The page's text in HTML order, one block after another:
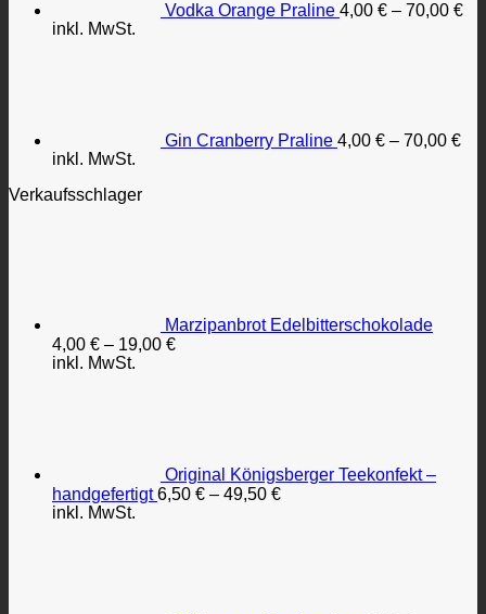
Vodka Orange Praline 4,00 € – 70,00 €
inkl. MwSt.
Gin Cranberry Praline 4,00 € – 70,00 €
inkl. MwSt.
Verkaufsschlager
Marzipanbrot Edelbitterschokolade
4,00 € – 19,00 €
inkl. MwSt.
Original Königsberger Teekonfekt –
handgefertigt 6,50 € – 49,50 €
inkl. MwSt.